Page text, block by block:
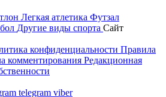
Легкая атлетика Футзал
Другие виды спорта Сайт
конфиденциальности Правила
комментирования Редакционная
telegram viber